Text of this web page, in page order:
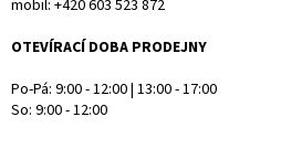
mobil: +420 603 523 872
OTEVÍRACÍ DOBA PRODEJNY
Po-Pá: 9:00 - 12:00 | 13:00 - 17:00
So: 9:00 - 12:00